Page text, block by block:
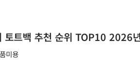
토트백 추천 순위 TOP10 2026
미용